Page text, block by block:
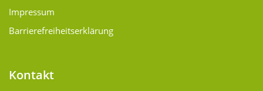
Impressum
Barrierefreiheitserklärung
Kontakt